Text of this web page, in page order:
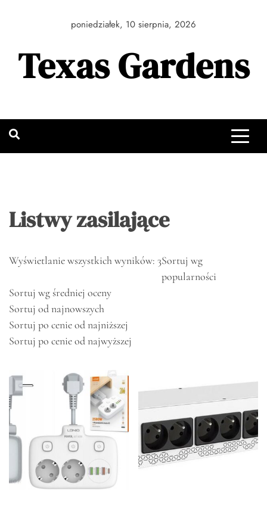
poniedziałek, 10 sierpnia, 2026
Texas Gardens
Listwy zasilające
Wyświetlanie wszystkich wyników: 3Sortuj wg
popularności
Sortuj wg średniej oceny
Sortuj od najnowszych
Sortuj po cenie od najniższej
Sortuj po cenie od najwyższej